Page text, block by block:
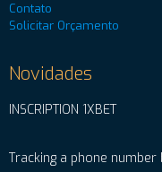
Contato
Solicitar Orçamento
Novidades
INSCRIPTION 1XBET
Tracking a phone number